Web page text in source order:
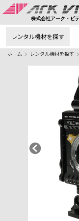
株式会社アーク・ビ
レンタル機材を探す
ホーム レンタル機材を探す